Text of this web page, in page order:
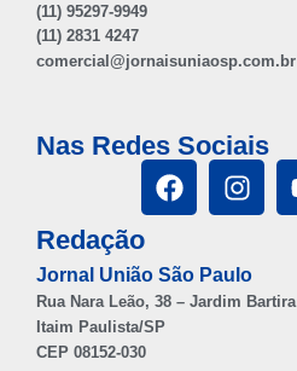
(11) 95297-9949
(11) 2831 4247
comercial@jornaisuniaosp.com.br
Nas Redes Sociais
Redação
Jornal União São Paulo
Rua Nara Leão, 38 – Jardim Bartira
Itaim Paulista/SP
CEP 08152-030